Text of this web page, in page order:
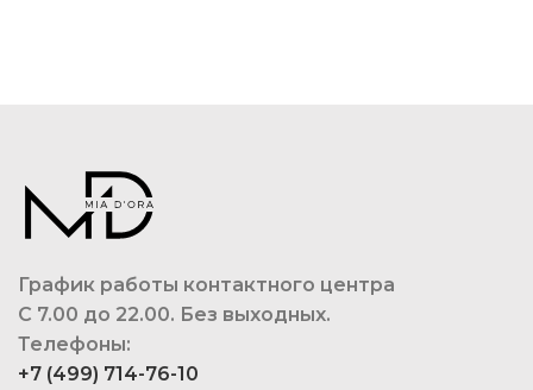
График работы контактного центра
С 7.00 до 22.00. Без выходных.
Телефоны:
+7 (499) 714-76-10